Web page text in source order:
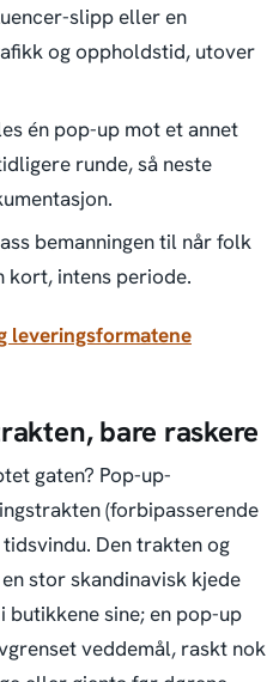
slipp eller en
og oppholdstid, utover
én pop-up mot et annet
runde, så neste
bemanningen til når folk
kort, intens periode.
leveringsformatene
bare raskere
gaten? Pop-up-
(forbipasserende
Den trakten og
stor skandinavisk kjede
butikkene sine; en pop-up
veddemål, raskt nok